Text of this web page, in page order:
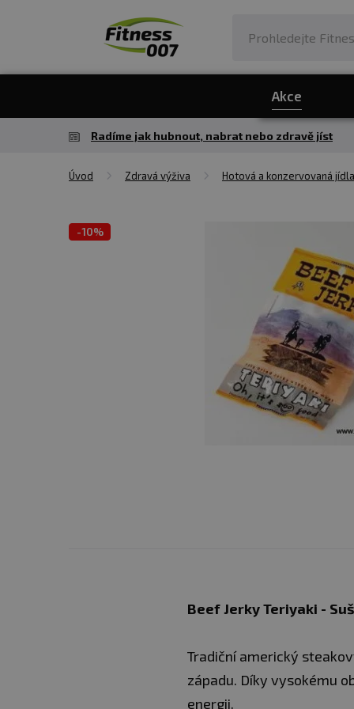
Akce
Radíme jak hubnout, nabrat nebo zdravě jíst
Úvod Zdravá výživa Hotová a konzervovaná jídla
-10%
Beef Jerky Teriyaki -
Tradiční americký
západu. Díky vysokému
energii.